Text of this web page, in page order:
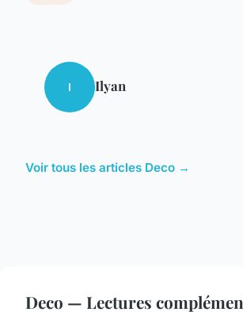
I Ilyan
Voir tous les articles Deco →
Deco — Lectures